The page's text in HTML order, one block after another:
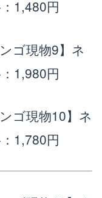
1,480円
ンゴ現物9】ネ
1,980円
ンゴ現物10】ネ
1,780円